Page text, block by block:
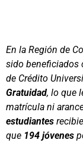
En la Región de
sido beneficiados
de Crédito
Gratuidad, lo que
matrícula ni
estudiantes
que 194 jóvenes